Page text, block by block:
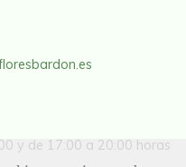
y de 17:00 a 20:00 horas